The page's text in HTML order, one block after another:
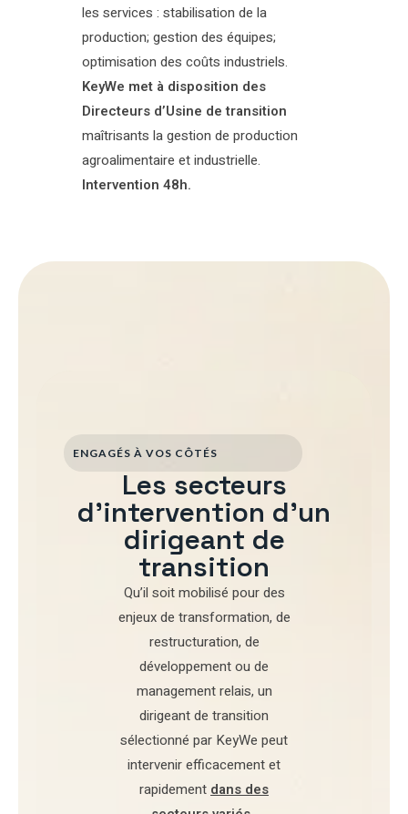
les services : stabilisation de la
production; gestion des équipes;
optimisation des coûts industriels.
KeyWe met à disposition des
Directeurs d’Usine de transition
maîtrisants la gestion de production
agroalimentaire et industrielle.
Intervention 48h.
ENGAGÉS À VOS CÔTÉS
Les secteurs
d'intervention d'un
dirigeant de
transition
Qu’il soit mobilisé pourdes
enjeux de transformation, de
restructuration, de
développementou de
management relais, un
dirigeant de transition
sélectionné par KeyWe peut
intervenir efficacement et
rapidement dans des